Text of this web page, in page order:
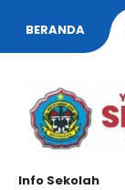
BERANDA
Info Sekolah